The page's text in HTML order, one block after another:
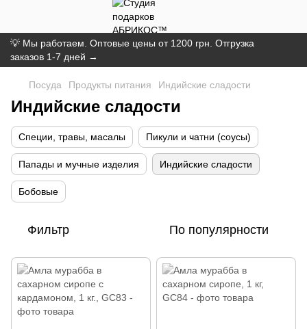
💡 Мы работаем. Оптовые цены от 1200 грн. Отгрузка
заказов 1-7 дней →
Посуда Продукты питания Индийские сладости
Индийские сладости
Специи, травы, масалы Пикули и чатни (соусы)
Папады и мучные изделия Индийские сладости
Бобовые
Фильтр По популярности